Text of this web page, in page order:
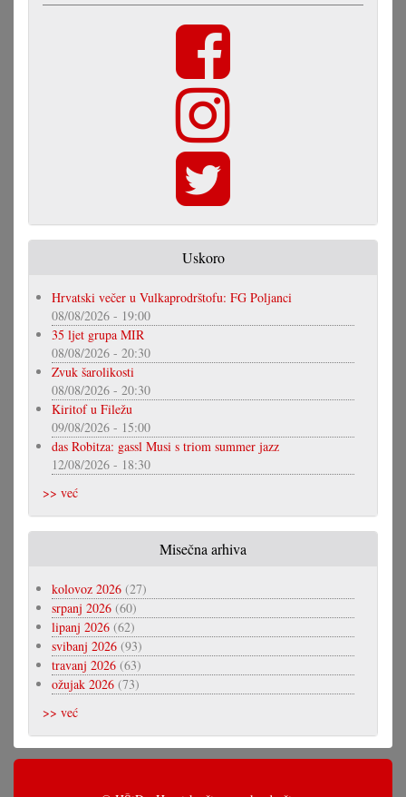
Uskoro
Hrvatski večer u Vulkaprodrštofu: FG Poljanci
08/08/2026 - 19:00
35 ljet grupa MIR
08/08/2026 - 20:30
Zvuk šarolikosti
08/08/2026 - 20:30
Kiritof u Filežu
09/08/2026 - 15:00
das Robitza: gassl Musi s triom summer jazz
12/08/2026 - 18:30
>> već
Misečna arhiva
kolovoz 2026 (27)
srpanj 2026 (60)
lipanj 2026 (62)
svibanj 2026 (93)
travanj 2026 (63)
ožujak 2026 (73)
>> već